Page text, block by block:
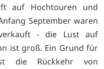
auf Hochtouren und
September waren
- die Lust auf
ist groß. Ein Grund für
die Rückkehr von